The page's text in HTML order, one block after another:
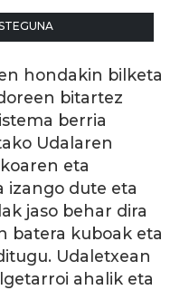
hondakin bilketa
bitartez
berria
Udalaren
eta
izango dute eta
jaso behar dira
batera kuboak eta
Udaletxean
ahalik eta